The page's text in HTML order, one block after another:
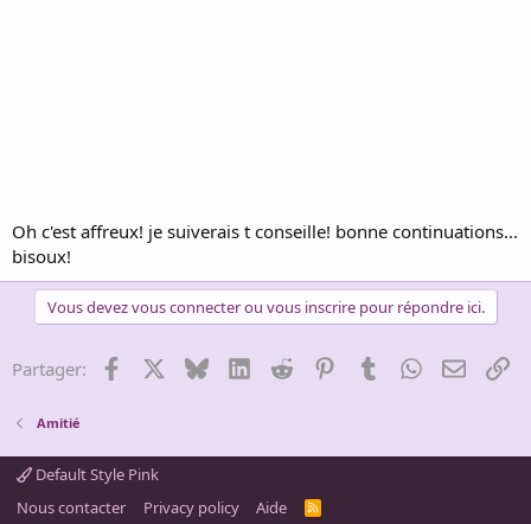
Oh c'est affreux! je suiverais t conseille! bonne continuations...
bisoux!
Vous devez vous connecter ou vous inscrire pour répondre ici.
Partager: Facebook BlueskyLinkedInReddit PinterestTumblrWhatsApp
Email
Amitié
Default Style Pink
Nous contacter
Privacy policy Aide
R